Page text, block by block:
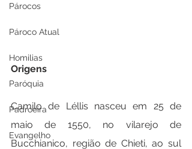
Párocos
Pároco Atual
Homilias
Paróquia
Padroeira
Evangelho
Origens
Camilo de Léllis nasceu em 25 de
maio de 1550, no vilarejo de
Bucchianico, região de Chieti, ao sul